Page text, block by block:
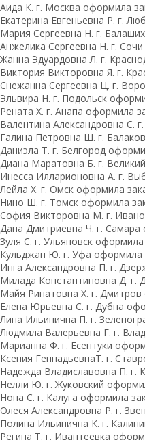
Аида К. г. Москва оформила
Екатерина Евгеньевна Р. г.
Мария Сергеевна H. г.
Анжелика Сергеевна Н. г.
Жанна Эдуардовна Л. г.
Виктория Викторовна Я. г.
Снежанна Сергеевна Ц. г.
Эльвира Н. г. Подольск
Рената Х. г. Анапа оформила
Валентина Александровна С.
Галина Петровна Ш. г.
Даниэла Т. г. Белгород
Диана Маратовна Б. г.
Инесса Илларионовна А. г.
Лейла Х. г. Омск оформила
Нино Ш. г. Томск оформила
София Викторовна М. г.
Дана Дмитриевна Ч. г. Самара
Зуля С. г. Ульяновск
Кульджан Ю. г. Уфа оформила
Инга Александровна П. г.
Милада Константиновна Д. г.
Майя Ринатовна Х. г. Дмитров
Елена Юрьевна С. г. Дубна
Лина Ильинична П. г.
Людмила Валерьевна Г. г.
Марианна Ф. г. Есентуки
Ксения ГеннадьевнаТ. г.
Надежда Владиславовна П. г.
Нелли Ю. г. Жуковский
Нона С. г. Калуга оформила
Олеся Александровна Р. г.
Полина Ильинична К. г.
Регина Т. г. Ивантеевка